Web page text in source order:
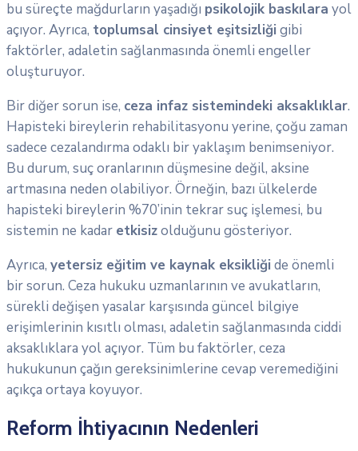
bu süreçte mağdurların yaşadığı psikolojik baskılara yol
açıyor. Ayrıca, toplumsal cinsiyet eşitsizliği gibi
faktörler, adaletin sağlanmasında önemli engeller
oluşturuyor.
Bir diğer sorun ise, ceza infaz sistemindeki aksaklıklar.
Hapisteki bireylerin rehabilitasyonu yerine, çoğu zaman
sadece cezalandırma odaklı bir yaklaşım benimseniyor.
Bu durum, suç oranlarının düşmesine değil, aksine
artmasına neden olabiliyor. Örneğin, bazı ülkelerde
hapisteki bireylerin %70’inin tekrar suç işlemesi, bu
sistemin ne kadar etkisizolduğunu gösteriyor.
Ayrıca, yetersiz eğitim ve kaynak eksikliği de önemli
bir sorun. Ceza hukuku uzmanlarının ve avukatların,
sürekli değişen yasalar karşısında güncel bilgiye
erişimlerinin kısıtlı olması, adaletin sağlanmasında ciddi
aksaklıklara yol açıyor. Tüm bu faktörler, ceza
hukukunun çağın gereksinimlerine cevap veremediğini
açıkça ortaya koyuyor.
Reform İhtiyacının Nedenleri